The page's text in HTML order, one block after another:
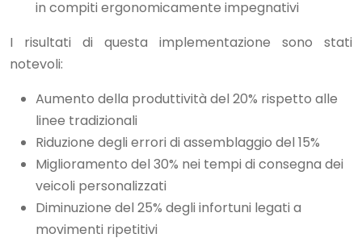
in compiti ergonomicamente impegnativi
I risultati di questa implementazione sono stati
notevoli:
Aumento della produttività del 20% rispetto alle
linee tradizionali
Riduzione degli errori di assemblaggio del 15%
Miglioramento del 30% nei tempi di consegna dei
veicoli personalizzati
Diminuzione del 25% degli infortuni legati a
movimenti ripetitivi